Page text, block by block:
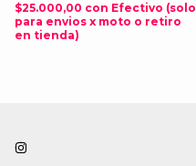
$25.000,00 con Efectivo (solo
para envios x moto o retiro
en tienda)